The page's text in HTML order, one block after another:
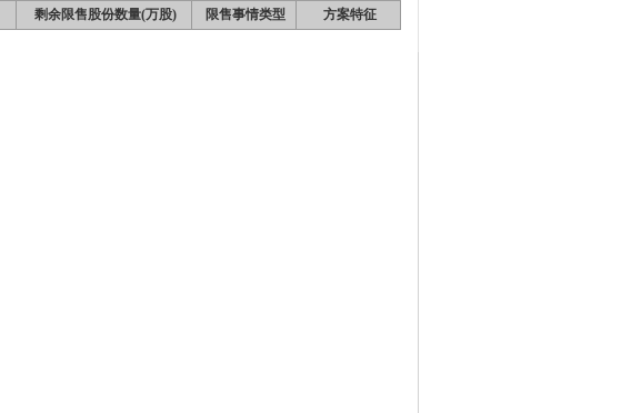
剩余限售股份数量(万股) 限售事情类型 方案特征